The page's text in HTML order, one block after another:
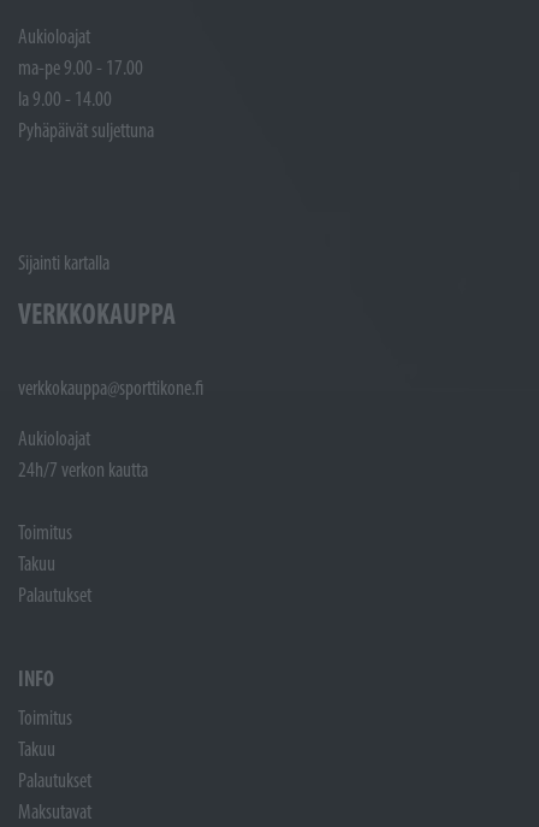
Aukioloajat
ma-pe 9.00 - 17.00
la 9.00 - 14.00
Pyhäpäivät suljettuna
Sijainti kartalla
VERKKOKAUPPA
verkkokauppa@sporttikone.fi
Aukioloajat
24h/7 verkon kautta
Toimitus
Takuu
Palautukset
INFO
Toimitus
Takuu
Palautukset
Maksutavat